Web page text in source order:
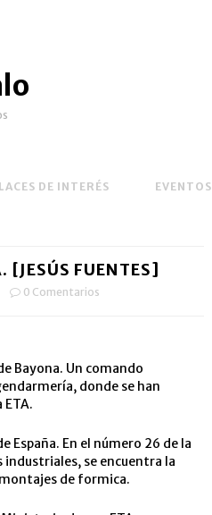
DE INTERÉS EVENTOS
[JESÚS FUENTES]
0 Comentarios
Bayona. Un comando
donde se han
España. En el número 26 de la
industriales, se encuentra la
de formica.